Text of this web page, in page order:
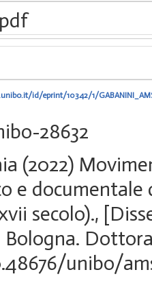
id/eprint/10342/1/
28632
(2022)
e documentale
secolo).,
Bologna.
unibo/